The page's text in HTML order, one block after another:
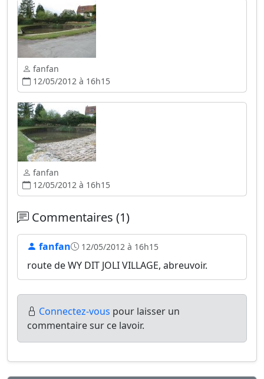
fanfan
12/05/2012 à 16h15
fanfan
12/05/2012 à 16h15
Commentaires (1)
fanfan 12/05/2012 à 16h15
route de WY DIT JOLI VILLAGE, abreuvoir.
Connectez-vous pour laisser un
commentaire sur ce lavoir.